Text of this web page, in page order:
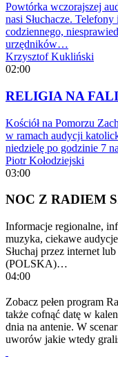
Powtórka wczorajszej
nasi Słuchacze.
codziennego,
urzędników…
Krzysztof Kukliński
02:00
RELIGIA NA FALI
Kościół na Pomorzu
w ramach audycji
niedzielę po godzinie 7
Piotr Kołodziejski
03:00
NOC Z RADIEM
Informacje regionalne,
muzyka, ciekawe
Słuchaj przez internet
(POLSKA)…
04:00
Zobacz pełen program
także cofnąć datę w
dnia na antenie. W
uworów jakie wtedy